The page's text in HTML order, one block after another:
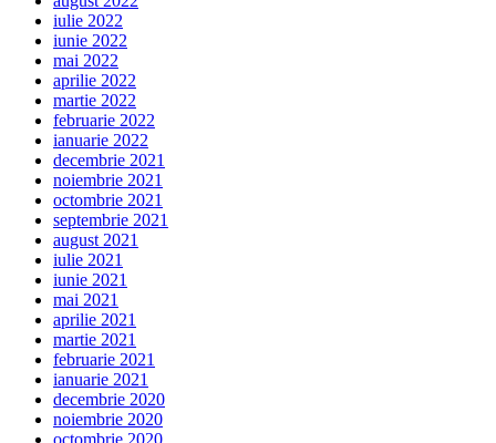
iulie 2022
iunie 2022
mai 2022
aprilie 2022
martie 2022
februarie 2022
ianuarie 2022
decembrie 2021
noiembrie 2021
octombrie 2021
septembrie 2021
august 2021
iulie 2021
iunie 2021
mai 2021
aprilie 2021
martie 2021
februarie 2021
ianuarie 2021
decembrie 2020
noiembrie 2020
octombrie 2020